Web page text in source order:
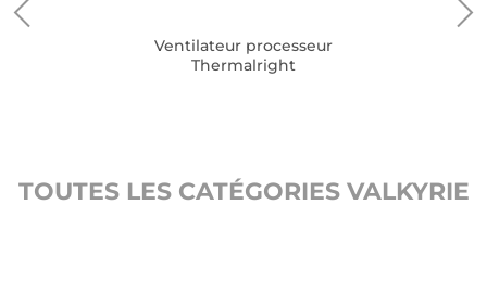
Ventilateur processeur
Thermalright
TOUTES LES CATÉGORIES VALKYRIE